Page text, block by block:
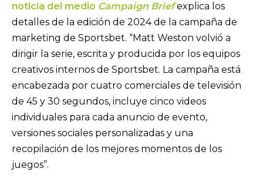
noticia del medio Campaign Briefexplica los
detalles de la edición de 2024 de la campaña de
marketing de Sportsbet. “Matt Weston volvió a
dirigir la serie, escrita y producida por los equipos
creativos internos de Sportsbet. La campaña está
encabezada por cuatro comerciales de televisión
de 45 y 30 segundos, incluye cinco videos
individuales para cada anuncio de evento,
versiones sociales personalizadas y una
recopilación de los mejores momentos de los
juegos”.